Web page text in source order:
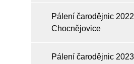
Pálení čarodějnic
Chocnějovice
Pálení čarodějnic